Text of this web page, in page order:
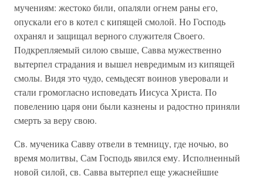
мучениям: жестоко били, опаляли огнем раны его,
опускали его в котел с кипящей смолой. Но Господь
охранял и защищал верного служителя Своего.
Подкрепляемый силою свыше, Савва мужественно
вытерпел страдания и вышел невредимым из кипящей
смолы. Видя это чудо, семьдесят воинов уверовали и
стали громогласно исповедать Иисуса Христа. По
повелению царя они были казнены и радостно приняли
смерть за веру свою.
Св. мученика Савву отвели в темницу, где ночью, во
время молитвы, Сам Господь явился ему. Исполненный
новой силой, св. Савва вытерпел еще ужаснейшие